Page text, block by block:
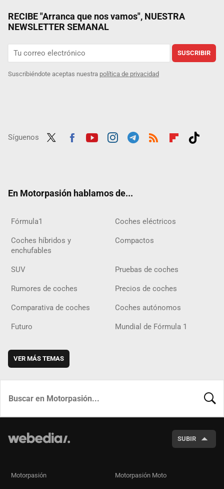
RECIBE "Arranca que nos vamos", NUESTRA
NEWSLETTER SEMANAL
SUSCRIBIR
Suscribiéndote aceptas nuestra política de privacidad
Síguenos
En Motorpasión hablamos de...
Fórmula1 Coches eléctricos
Coches híbridos y
enchufables
Compactos
SUV Pruebas de coches
Rumores de coches Precios de coches
Comparativa de coches Coches autónomos
Futuro Mundial de Fórmula 1
VER MÁS TEMAS
SUBIR
Motorpasión Motorpasión Moto